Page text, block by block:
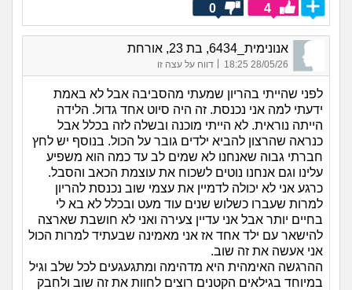
4
0
אנונימית_6434, בת 23, אורחת
28/05/26 18:25
| דווח על עצה זו
לפני שהייתי בהריון שמעתי מהסביבה אבל לא באמת
ידעתי למה אני נכנסת. זה היה סיוט אחד גדול. הלידה
הייתה נוראית. לא הייתי מוכנה ובשלה לזה בכלל אבל
כנראה שהרצון להביא ילדים גובר על הכול. בנוסף יש לחץ
חברתי גבוה שאנחנו לא שמים לב עד כמה הוא משפיע
עלינו וגם אנחנו נוטים לשכוח את עוצמת הכאב והסבל.
כרגע אני לא יכולה לדמיין את עצמי שוב נכנסת להריון
למרות שעברו כשלוש שנים עוד מעט ובכלל לא בא לי
בחיים יותר אבל אני עדיין צעירה ואני לא חושבת שארצה
להישאר עם ילד אחד אז אני מאמינה שבעתיד למרות הכול
אני אעשה את זה שוב.
ההרגשה האימהית היא מדהימה ומתגעגעים לכל שלב וגיל
במיוחד בגילאים הקטנים רוצים לחוות את זה שוב ולחבק